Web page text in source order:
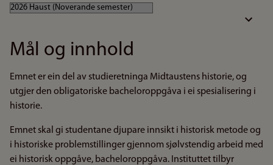
Mål og innhold
Emnet er ein del av studieretninga Midtaustens historie, og
utgjer den obligatoriske bacheloroppgåva i ei spesialisering i
historie.
Emnet skal gi studentane djupare innsikt i historisk metode og
i historiske problemstillinger gjennom sjølvstendig arbeid med
ei historisk oppgåve, bacheloroppgåva. Instituttet tilbyr